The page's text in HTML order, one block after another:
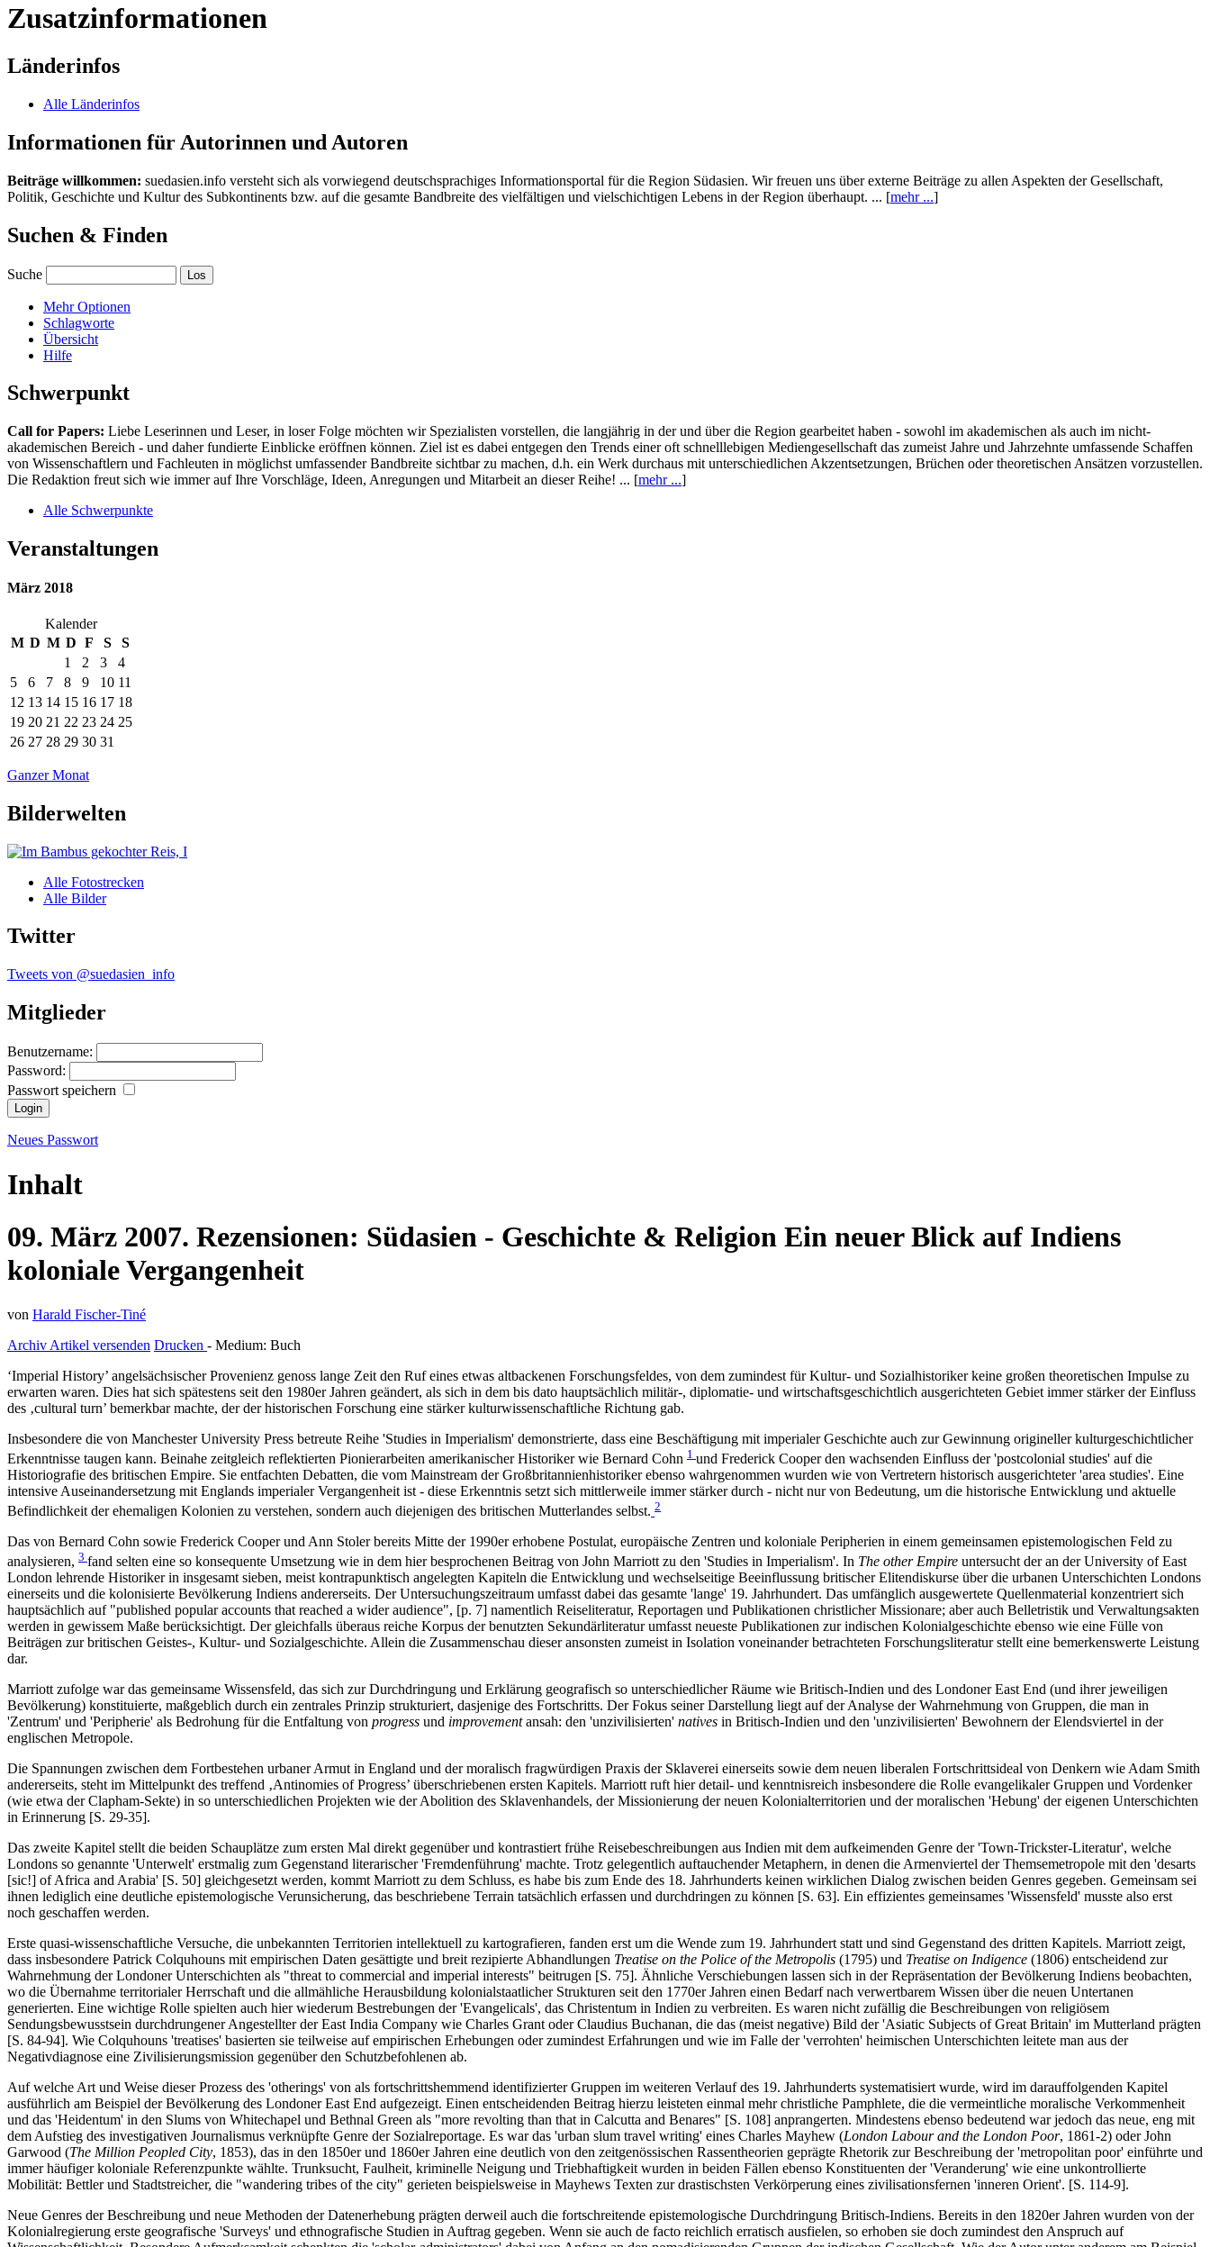
Zusatzinformationen
Länderinfos
Alle Länderinfos
Informationen für Autorinnen und Autoren
Beiträge willkommen: suedasien.info versteht sich als vorwiegend deutschsprachiges Informationsportal für die Region Südasien. Wir freuen uns über externe Beiträge zu allen Aspekten der Gesellschaft,
Politik, Geschichte und Kultur des Subkontinents bzw. auf die gesamte Bandbreite des vielfältigen und vielschichtigen Lebens in der Region überhaupt. ... [mehr ...]
Suchen & Finden
Suche
Mehr Optionen
Schlagworte
Übersicht
Hilfe
Schwerpunkt
Call for Papers: Liebe Leserinnen und Leser, in loser Folge möchten wir Spezialisten vorstellen, die langjährig in der und über die Region gearbeitet haben - sowohl im akademischen als auch im nicht-
akademischen Bereich - und daher fundierte Einblicke eröffnen können. Ziel ist es dabei entgegen den Trends einer oft schnelllebigen Mediengesellschaft das zumeist Jahre und Jahrzehnte umfassende Schaffen
von Wissenschaftlern und Fachleuten in möglichst umfassender Bandbreite sichtbar zu machen, d.h. ein Werk durchaus mit unterschiedlichen Akzentsetzungen, Brüchen oder theoretischen Ansätzen vorzustellen.
Die Redaktion freut sich wie immer auf Ihre Vorschläge, Ideen, Anregungen und Mitarbeit an dieser Reihe! ... [mehr ...]
Alle Schwerpunkte
Veranstaltungen
März 2018
Kalender
M D M D F S
S
1
2 3
4
5
6 7 8 9 10 11
12 13 14 15 16 17 18
19 20 21 22 23 24 25
26 27 28 29 30 31
Ganzer Monat
Bilderwelten
Alle Fotostrecken
Alle Bilder
Twitter
Tweets von @suedasien_info
Mitglieder
Benutzername:
Password:
Passwort speichern
Neues Passwort
Inhalt
09. März 2007. Rezensionen: Südasien - Geschichte & Religion Ein neuer Blick auf Indiens
koloniale Vergangenheit
von Harald Fischer-Tiné
Archiv Artikel versenden Drucken - Medium: Buch
‘Imperial History’ angelsächsischer Provenienz genoss lange Zeit den Ruf eines etwas altbackenen Forschungsfeldes, von dem zumindest für Kultur- und Sozialhistoriker keine großen theoretischen Impulse zu
erwarten waren. Dies hat sich spätestens seit den 1980er Jahren geändert, als sich in dem bis dato hauptsächlich militär-, diplomatie- und wirtschaftsgeschichtlich ausgerichteten Gebiet immer stärker der Einfluss
des ‚cultural turn’ bemerkbar machte, der der historischen Forschung eine stärker kulturwissenschaftliche Richtung gab.
Insbesondere die von Manchester University Press betreute Reihe 'Studies in Imperialism' demonstrierte, dass eine Beschäftigung mit imperialer Geschichte auch zur Gewinnung origineller kulturgeschichtlicher
Erkenntnisse taugen kann. Beinahe zeitgleich reflektierten Pionierarbeiten amerikanischer Historiker wie Bernard Cohn 1 und Frederick Cooper den wachsenden Einfluss der 'postcolonial studies' auf die
Historiografie des britischen Empire. Sie entfachten Debatten, die vom Mainstream der Großbritannienhistoriker ebenso wahrgenommen wurden wie von Vertretern historisch ausgerichteter 'area studies'. Eine
intensive Auseinandersetzung mit Englands imperialer Vergangenheit ist - diese Erkenntnis setzt sich mittlerweile immer stärker durch - nicht nur von Bedeutung, um die historische Entwicklung und aktuelle
Befindlichkeit der ehemaligen Kolonien zu verstehen, sondern auch diejenigen des britischen Mutterlandes selbst. 2
Das von Bernard Cohn sowie Frederick Cooper und Ann Stoler bereits Mitte der 1990er erhobene Postulat, europäische Zentren und koloniale Peripherien in einem gemeinsamen epistemologischen Feld zu
analysieren, 3 fand selten eine so konsequente Umsetzung wie in dem hier besprochenen Beitrag von John Marriott zu den 'Studies in Imperialism'. In The other Empire untersucht der an der University of East
London lehrende Historiker in insgesamt sieben, meist kontrapunktisch angelegten Kapiteln die Entwicklung und wechselseitige Beeinflussung britischer Elitendiskurse über die urbanen Unterschichten Londons
einerseits und die kolonisierte Bevölkerung Indiens andererseits. Der Untersuchungszeitraum umfasst dabei das gesamte 'lange' 19. Jahrhundert. Das umfänglich ausgewertete Quellenmaterial konzentriert sich
hauptsächlich auf "published popular accounts that reached a wider audience", [p. 7] namentlich Reiseliteratur, Reportagen und Publikationen christlicher Missionare; aber auch Belletristik und Verwaltungsakten
werden in gewissem Maße berücksichtigt. Der gleichfalls überaus reiche Korpus der benutzten Sekundärliteratur umfasst neueste Publikationen zur indischen Kolonialgeschichte ebenso wie eine Fülle von
Beiträgen zur britischen Geistes-, Kultur- und Sozialgeschichte. Allein die Zusammenschau dieser ansonsten zumeist in Isolation voneinander betrachteten Forschungsliteratur stellt eine bemerkenswerte Leistung
dar.
Marriott zufolge war das gemeinsame Wissensfeld, das sich zur Durchdringung und Erklärung geografisch so unterschiedlicher Räume wie Britisch-Indien und des Londoner East End (und ihrer jeweiligen
Bevölkerung) konstituierte, maßgeblich durch ein zentrales Prinzip strukturiert, dasjenige des Fortschritts. Der Fokus seiner Darstellung liegt auf der Analyse der Wahrnehmung von Gruppen, die man in
'Zentrum' und 'Peripherie' als Bedrohung für die Entfaltung von progress und improvementansah: den 'unzivilisierten' natives in Britisch-Indien und den 'unzivilisierten' Bewohnern der Elendsviertel in der
englischen Metropole.
Die Spannungen zwischen dem Fortbestehen urbaner Armut in England und der moralisch fragwürdigen Praxis der Sklaverei einerseits sowie dem neuen liberalen Fortschrittsideal von Denkern wie Adam Smith
andererseits, steht im Mittelpunkt des treffend ‚Antinomies of Progress’ überschriebenen ersten Kapitels. Marriott ruft hier detail- und kenntnisreich insbesondere die Rolle evangelikaler Gruppen und Vordenker
(wie etwa der Clapham-Sekte) in so unterschiedlichen Projekten wie der Abolition des Sklavenhandels, der Missionierung der neuen Kolonialterritorien und der moralischen 'Hebung' der eigenen Unterschichten
in Erinnerung [S. 29-35].
Das zweite Kapitel stellt die beiden Schauplätze zum ersten Mal direkt gegenüber und kontrastiert frühe Reisebeschreibungen aus Indien mit dem aufkeimenden Genre der 'Town-Trickster-Literatur', welche
Londons so genannte 'Unterwelt' erstmalig zum Gegenstand literarischer 'Fremdenführung' machte. Trotz gelegentlich auftauchender Metaphern, in denen die Armenviertel der Themsemetropole mit den 'desarts
[sic!] of Africa and Arabia' [S. 50] gleichgesetzt werden, kommt Marriott zu dem Schluss, es habe bis zum Ende des 18. Jahrhunderts keinen wirklichen Dialog zwischen beiden Genres gegeben. Gemeinsam sei
ihnen lediglich eine deutliche epistemologische Verunsicherung, das beschriebene Terrain tatsächlich erfassen und durchdringen zu können [S. 63]. Ein effizientes gemeinsames 'Wissensfeld' musste also erst
noch geschaffen werden.
Erste quasi-wissenschaftliche Versuche, die unbekannten Territorien intellektuell zu kartografieren, fanden erst um die Wende zum 19. Jahrhundert statt und sind Gegenstand des dritten Kapitels. Marriott zeigt,
dass insbesondere Patrick Colquhouns mit empirischen Daten gesättigte und breit rezipierte Abhandlungen Treatise on the Police of the Metropolis (1795) und Treatise on Indigence (1806) entscheidend zur
Wahrnehmung der Londoner Unterschichten als "threat to commercial and imperial interests" beitrugen [S. 75]. Ähnliche Verschiebungen lassen sich in der Repräsentation der Bevölkerung Indiens beobachten,
wo die Übernahme territorialer Herrschaft und die allmähliche Herausbildung kolonialstaatlicher Strukturen seit den 1770er Jahren einen Bedarf nach verwertbarem Wissen über die neuen Untertanen
generierten. Eine wichtige Rolle spielten auch hier wiederum Bestrebungen der 'Evangelicals', das Christentum in Indien zu verbreiten. Es waren nicht zufällig die Beschreibungen von religiösem
Sendungsbewusstsein durchdrungener Angestellter der East India Company wie Charles Grant oder Claudius Buchanan, die das (meist negative) Bild der 'Asiatic Subjects of Great Britain' im Mutterland prägten
[S. 84-94]. Wie Colquhouns 'treatises' basierten sie teilweise auf empirischen Erhebungen oder zumindest Erfahrungen und wie im Falle der 'verrohten' heimischen Unterschichten leitete man aus der
Negativdiagnose eine Zivilisierungsmission gegenüber den Schutzbefohlenen ab.
Auf welche Art und Weise dieser Prozess des 'otherings' von als fortschrittshemmend identifizierter Gruppen im weiteren Verlauf des 19. Jahrhunderts systematisiert wurde, wird im darauffolgenden Kapitel
ausführlich am Beispiel der Bevölkerung des Londoner East End aufgezeigt. Einen entscheidenden Beitrag hierzu leisteten einmal mehr christliche Pamphlete, die die vermeintliche moralische Verkommenheit
und das 'Heidentum' in den Slums von Whitechapel und Bethnal Green als "more revolting than that in Calcutta and Benares" [S. 108] anprangerten. Mindestens ebenso bedeutend war jedoch das neue, eng mit
dem Aufstieg des investigativen Journalismus verknüpfte Genre der Sozialreportage. Es war das 'urban slum travel writing' eines Charles Mayhew (London Labour and the London Poor, 1861-2) oder John
Garwood (The Million Peopled City, 1853), das in den 1850er und 1860er Jahren eine deutlich von den zeitgenössischen Rassentheorien geprägte Rhetorik zur Beschreibung der 'metropolitan poor' einführte und
immer häufiger koloniale Referenzpunkte wählte. Trunksucht, Faulheit, kriminelle Neigung und Triebhaftigkeit wurden in beiden Fällen ebenso Konstituenten der 'Veranderung' wie eine unkontrollierte
Mobilität: Bettler und Stadtstreicher, die "wandering tribes of the city" gerieten beispielsweise in Mayhews Texten zur drastischsten Verkörperung eines zivilisationsfernen 'inneren Orient'. [S. 114-9].
Neue Genres der Beschreibung und neue Methoden der Datenerhebung prägten derweil auch die fortschreitende epistemologische Durchdringung Britisch-Indiens. Bereits in den 1820er Jahren wurden von der
Kolonialregierung erste geografische 'Surveys' und ethnografische Studien in Auftrag gegeben. Wenn sie auch de facto reichlich erratisch ausfielen, so erhoben sie doch zumindest den Anspruch auf